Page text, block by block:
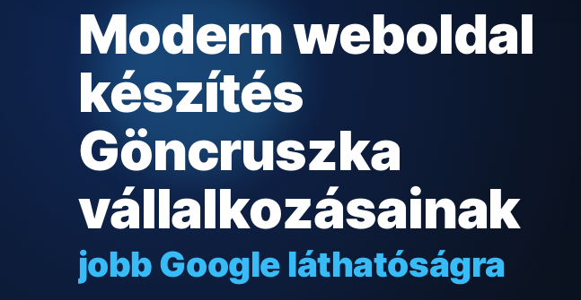
Modern weboldal
készítés
Göncruszka
vállalkozásainak
jobb Google láthatóságra
gyors mobilos működésre